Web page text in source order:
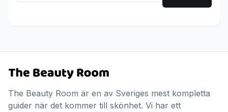
The Beauty Room är en av Sveriges mest kompletta
guider när det kommer till skönhet. Vi har ett